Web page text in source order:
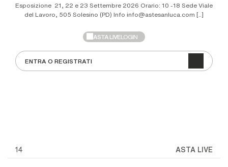
Esposizione 21, 22 e 23 Settembre 2026 Orario: 10 -18 Sede Viale
del Lavoro, 505 Solesino (PD) Info info@astesanluca.com [..]
ASTA LIVELOGIN
ENTRA O REGISTRATI
14 ASTA LIVE